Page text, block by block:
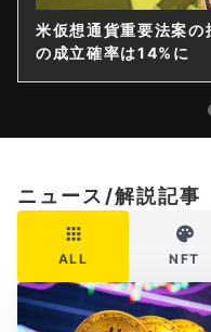
米仮想通貨重要法案
の成立確率は14%に
ニュース/解説記事
ALL NFT